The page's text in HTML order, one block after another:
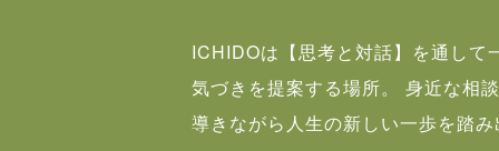
ICHIDOは【思考と対話】を通して
気づきを提案する場所。 身近な相
導きながら人生の新しい一歩を踏